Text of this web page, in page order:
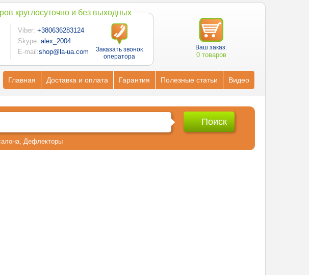
круглосуточно и без выходных
Viber: +380636283124
Skype: alex_2004
E-mail:shop@la-ua.com
Заказать звонок
оператора
Ваш заказ:
0 товаров
Главная Доставка и оплата Гарантия Полезные статьи Видео
, Дефлекторы